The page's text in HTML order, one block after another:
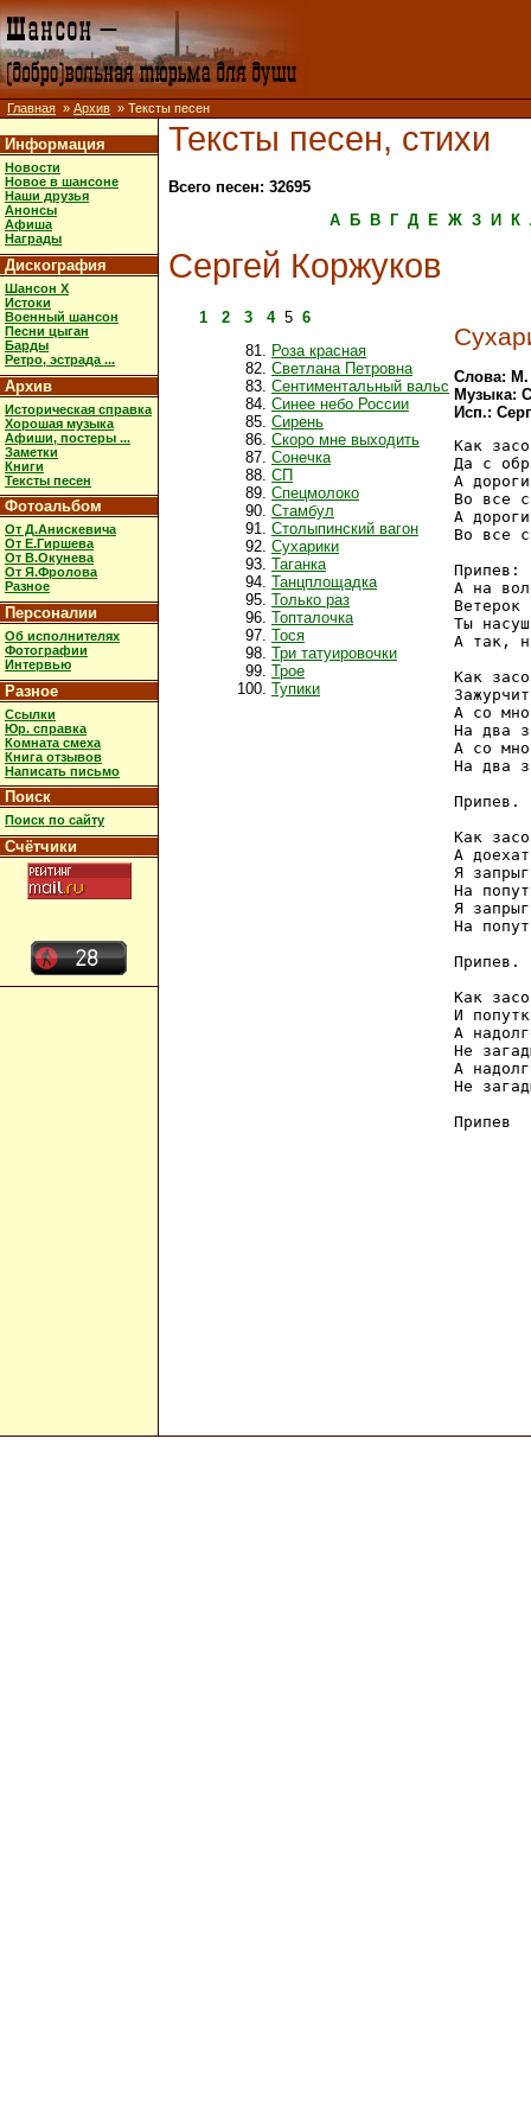
Главная » Архив » Тексты песен
Информация
Новости
Новое в шансоне
Наши друзья
Анонсы
Афиша
Награды
Дискография
Шансон X
Истоки
Военный шансон
Песни цыган
Барды
Ретро, эстрада ...
Архив
Историческая справка
Хорошая музыка
Афиши, постеры ...
Заметки
Книги
Тексты песен
Фотоальбом
От Д.Анискевича
От Е.Гиршева
От В.Окунева
От Я.Фролова
Разное
Персоналии
Об исполнителях
Фотографии
Интервью
Разное
Ссылки
Юр. справка
Комната смеха
Книга отзывов
Написать письмо
Поиск
Поиск по сайту
Счётчики
Тексты песен, стихи
Всего песен: 32695
А
Б В Г Д Е Ж З И К
Сергей Коржуков
1 2 3 45 6
Роза красная
Светлана Петровна
Сентиментальный вальс
Синее небо России
Сирень
Скоро мне выходить
Сонечка
СП
Спецмолоко
Стамбул
Столыпинский вагон
Сухарики
Таганка
Танцплощадка
Только раз
Топталочка
Тося
Три татуировочки
Трое
Тупики
Слова: М.
Музыка:
Исп.:
Как
Да с
А
Во все
А
Во все
Припев:
А на
Ветерок
Ты
А так,
Как
А со
На два
А со
На два
Припев.
Как
А
Я
На
Я
На
Припев.
Как
И
А
Не
А
Не
Припев